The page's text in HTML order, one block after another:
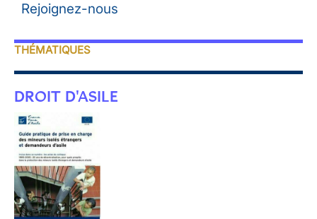
Rejoignez-nous
THÉMATIQUES
DROIT D'ASILE